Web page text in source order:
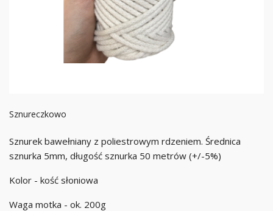
Sznureczkowo
Sznurek bawełniany z poliestrowym rdzeniem. Średnica
sznurka 5mm, długość sznurka 50 metrów (+/-5%)
Kolor - kość słoniowa
Waga motka - ok. 200g